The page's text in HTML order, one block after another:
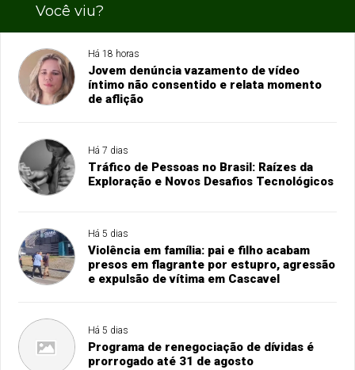
Você viu?
Há 18 horas
Jovem denúncia vazamento de vídeo
íntimo não consentido e relata momento
de aflição
Há 7 dias
Tráfico de Pessoas no Brasil: Raízes da
Exploração e Novos Desafios Tecnológicos
Há 5 dias
Violência em família: pai e filho acabam
presos em flagrante por estupro, agressão
e expulsão de vítima em Cascavel
Há 5 dias
Programa de renegociação de dívidas é
prorrogado até 31 de agosto